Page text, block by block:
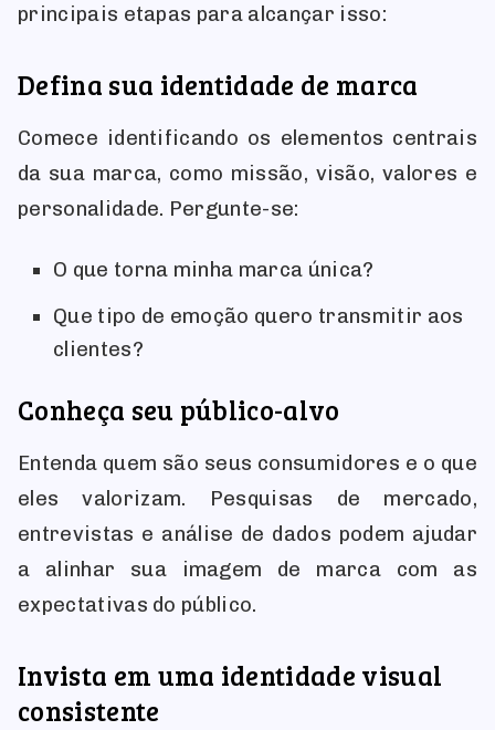
principais etapas para alcançar isso:
Defina sua identidade de marca
Comece identificando os elementos centrais
da sua marca, como missão, visão, valores e
personalidade. Pergunte-se:
O que torna minha marca única?
Que tipo de emoção quero transmitir aos
clientes?
Conheça seu público-alvo
Entenda quem são seus consumidores e o que
eles valorizam. Pesquisas de mercado,
entrevistas e análise de dados podem ajudar
a alinhar sua imagem de marca com as
expectativas do público.
Invista em uma identidade visual
consistente